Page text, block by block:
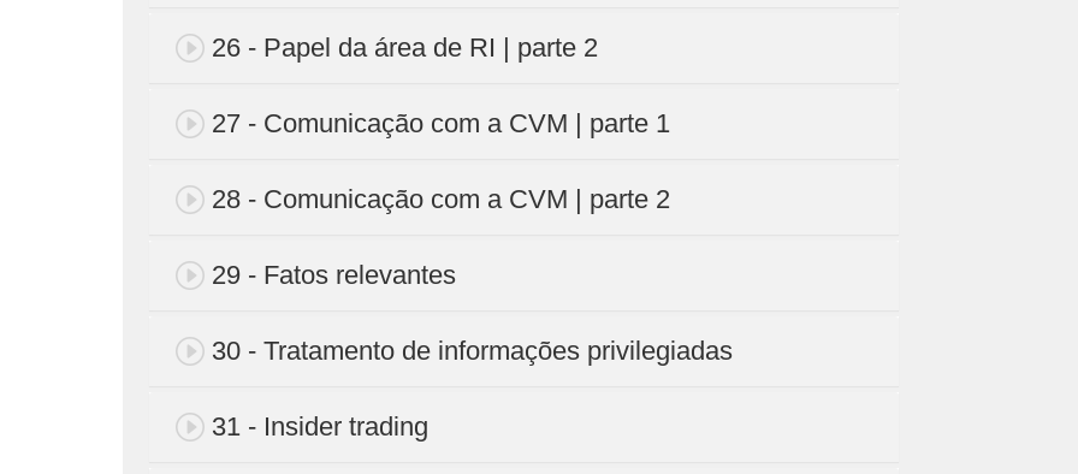
26 - Papel da área de RI | parte 2
27 - Comunicação com a CVM | parte 1
28 - Comunicação com a CVM | parte 2
29 - Fatos relevantes
30 - Tratamento de informações privilegiadas
31 - Insider trading